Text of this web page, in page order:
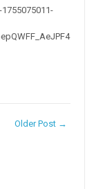
Older Post →